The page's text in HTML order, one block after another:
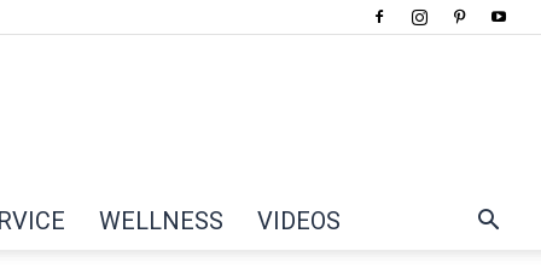
WELLNESS VIDEOS